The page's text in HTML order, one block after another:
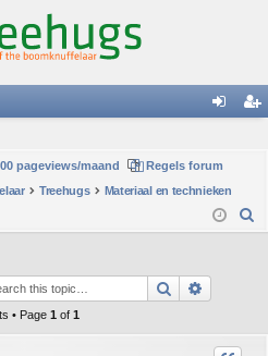
in
pageviews/maand
Regels forum
Treehugs
Materiaal en technieken
h
Search
• Page 1 of 1